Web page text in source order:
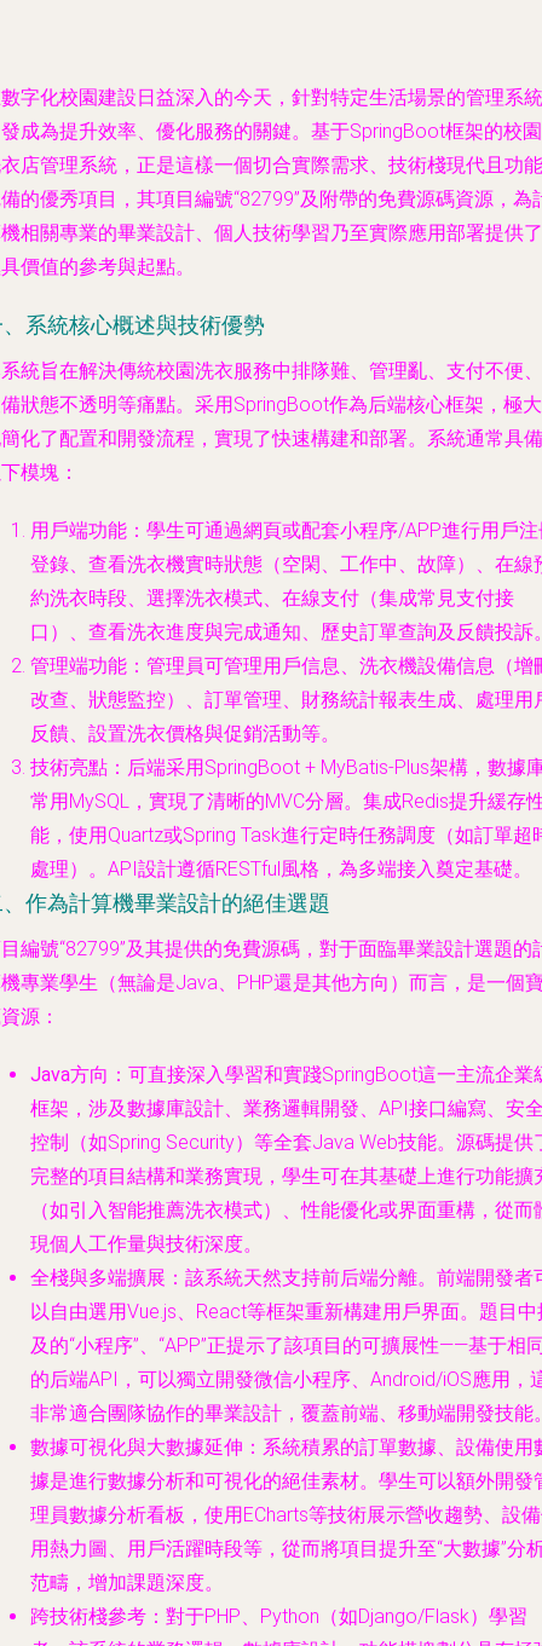
字化校園建設日益深入的今天，針對特定生活場景的管理系統
成為提升效率、優化服務的關鍵。基于SpringBoot框架的校園
店管理系統，正是這樣一個切合實際需求、技術棧現代且功能
的優秀項目，其項目編號“82799”及附帶的免費源碼資源，為
相關專業的畢業設計、個人技術學習乃至實際應用部署提供了
價值的參考與起點。
系統核心概述與技術優勢
統旨在解決傳統校園洗衣服務中排隊難、管理亂、支付不便、
狀態不透明等痛點。采用SpringBoot作為后端核心框架，極大
化了配置和開發流程，實現了快速構建和部署。系統通常具備
模塊：
用戶端功能 ：學生可通過網頁或配套小程序/APP進行用戶
登錄、查看洗衣機實時狀態（空閑、工作中、故障）、在線
約洗衣時段、選擇洗衣模式、在線支付（集成常見支付接
口）、查看洗衣進度與完成通知、歷史訂單查詢及反饋投訴
管理端功能 ：管理員可管理用戶信息、洗衣機設備信息（增
改查、狀態監控）、訂單管理、財務統計報表生成、處理用
反饋、設置洗衣價格與促銷活動等。
技術亮點 ：后端采用SpringBoot + MyBatis-Plus架構，數據
常用MySQL，實現了清晰的MVC分層。集成Redis提升緩存
能，使用Quartz或Spring Task進行定時任務調度（如訂單超
處理）。API設計遵循RESTful風格，為多端接入奠定基礎。
作為計算機畢業設計的絕佳選題
編號“82799”及其提供的免費源碼，對于面臨畢業設計選題的
專業學生（無論是Java、PHP還是其他方向）而言，是一個
源：
Java方向 ：可直接深入學習和實踐SpringBoot這一主流企業
框架，涉及數據庫設計、業務邏輯開發、API接口編寫、安
控制（如Spring Security）等全套Java Web技能。源碼提供
完整的項目結構和業務實現，學生可在其基礎上進行功能擴
（如引入智能推薦洗衣模式）、性能優化或界面重構，從而
現個人工作量與技術深度。
全棧與多端擴展 ：該系統天然支持前后端分離。前端開發者
以自由選用Vue.js、React等框架重新構建用戶界面。題目中
及的“小程序”、“APP”正提示了該項目的可擴展性——基于相
的后端API，可以獨立開發微信小程序、Android/iOS應用，
非常適合團隊協作的畢業設計，覆蓋前端、移動端開發技能
數據可視化與大數據延伸 ：系統積累的訂單數據、設備使用
據是進行數據分析和可視化的絕佳素材。學生可以額外開發
理員數據分析看板，使用ECharts等技術展示營收趨勢、設
用熱力圖、用戶活躍時段等，從而將項目提升至“大數據”分
范疇，增加課題深度。
跨技術棧參考 ：對于PHP、Python（如Django/Flask）學習